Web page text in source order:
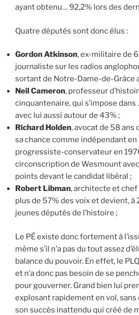
ayant obtenu… 92,2% lors des
Quatre députés sont donc élus :
Gordon Atkinson, ex-militaire de
journaliste sur les radios
sortant de Notre-Dame-de-Grâce
Neil Cameron, professeur
cinquantenaire, qui s’impose
avec lui aussi autour de 43% ;
Richard Holden, avocat de 58 ans
sa chance comme indépendant
progressiste-conservateur en
circonscription de Wesmount
points devant le candidat libéral ;
Robert Libman, architecte et
plus de 57% des voix et devient, à
jeunes députés de l’histoire ;
Le PÉ existe donc fortement à
même s’il n’a pas du tout assez
balance du pouvoir. En effet, le
et n’a donc pas besoin de se
pour gouverner. Grand bien lui
explosant rapidement en vol,
son succès inattendu qui créé de